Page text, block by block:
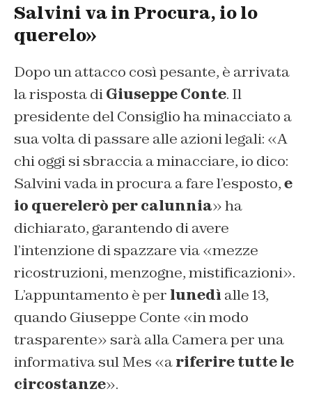
Salvini va in Procura, io lo
querelo»
Dopo un attacco così pesante, è arrivata
la risposta diGiuseppe Conte. Il
presidente del Consiglio ha minacciato a
sua volta di passare alle azioni legali: «A
chi oggi si sbraccia a minacciare, io dico:
Salvini vada in procura a fare l’esposto,e
io querelerò per calunnia» ha
dichiarato, garantendo di avere
l’intenzione di spazzare via «mezze
ricostruzioni, menzogne, mistificazioni».
L’appuntamento è per lunedì alle 13,
quando Giuseppe Conte «in modo
trasparente» sarà alla Camera per una
informativa sul Mes «ariferire tutte le
circostanze».